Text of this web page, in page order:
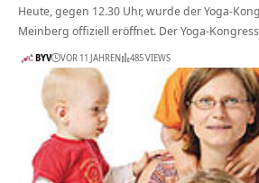
Heute, gegen 12.30 Uhr, wurde der Yoga-
Meinberg offiziell eröffnet. Der Yoga-
BYV VOR 11 JAHREN 485 VIEWS